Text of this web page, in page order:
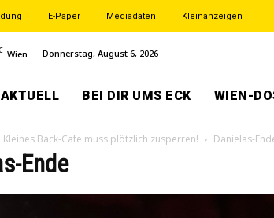
E-Paper Mediadaten Kleinanzeigen
C Wien Donnerstag, August 6, 2026
BEI DIR UMS ECK WIEN-
Back-Cafe muss plötzlich zusperren! Danielas-
Ende